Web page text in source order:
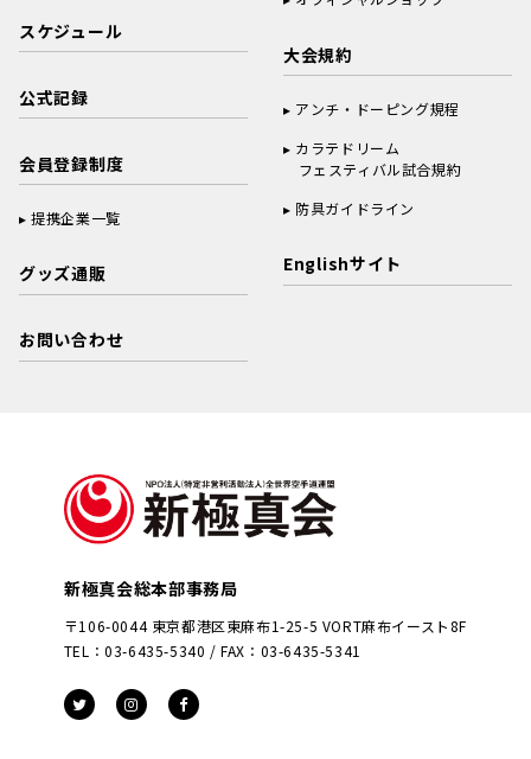
スケジュール
公式記録
会員登録制度
提携企業一覧
グッズ通販
お問い合わせ
大会規約
アンチ・ドーピング規程
カラテドリーム
フェスティバル試合規約
防具ガイドライン
Englishサイト
新極真会総本部事務局
〒106-0044 東京都港区東麻布1-25-5 VORT麻布イースト8F
TEL：03-6435-5340 / FAX：03-6435-5341